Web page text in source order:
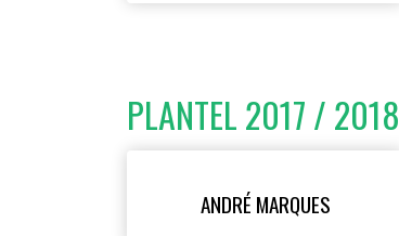
PLANTEL 2017 / 2018
ANDRÉ MARQUES